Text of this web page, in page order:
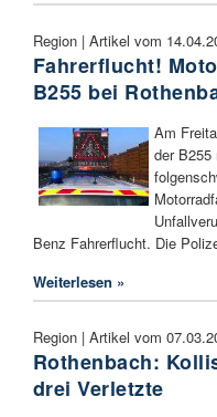
Region | Artikel vom
Fahrerflucht!
B255 bei
Am
der B255
Benz Fahrerflucht. Die
Weiterlesen »
Region | Artikel vom
Rothenbach:
drei Verletzte